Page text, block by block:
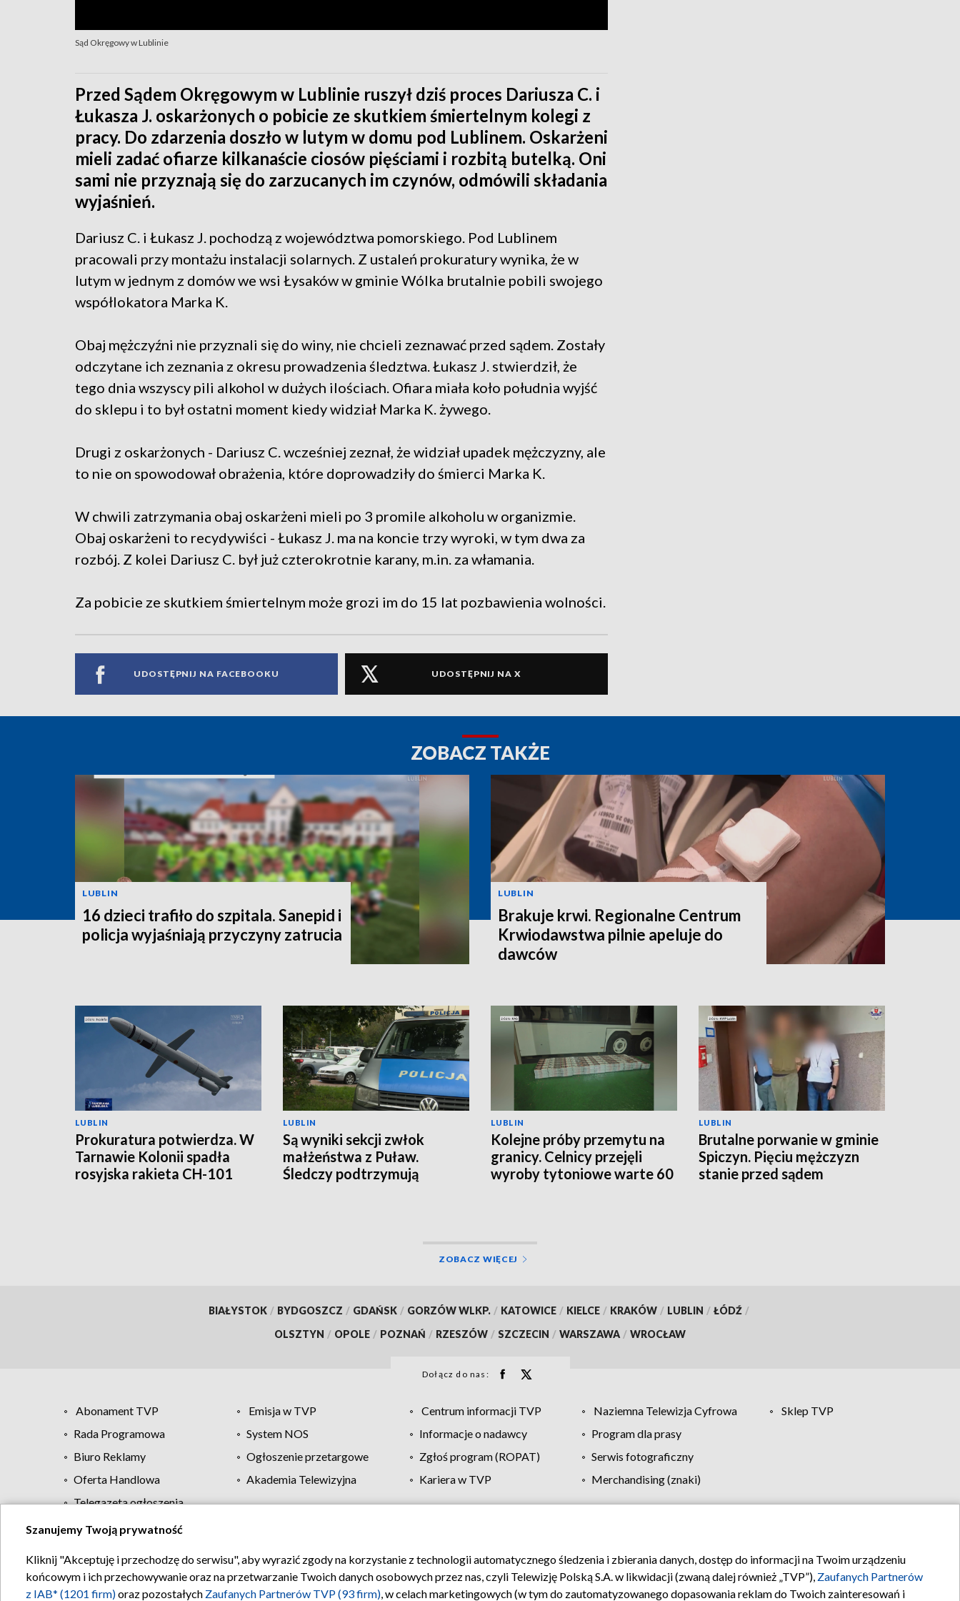
Sąd Okręgowy w Lublinie
Przed Sądem Okręgowym w Lublinie ruszył dziś proces Dariusza C. i
Łukasza J. oskarżonych o pobicie ze skutkiem śmiertelnym kolegi z
pracy. Do zdarzenia doszło w lutym w domu pod Lublinem. Oskarżeni
mieli zadać ofiarze kilkanaście ciosów pięściami i rozbitą butelką. Oni
sami nie przyznają się do zarzucanych im czynów, odmówili składania
wyjaśnień.
Dariusz C. i Łukasz J. pochodzą z województwa pomorskiego. Pod Lublinem
pracowali przy montażu instalacji solarnych. Z ustaleń prokuratury wynika, że w
lutym w jednym z domów we wsi Łysaków w gminie Wólka brutalnie pobili swojego
współlokatora Marka K.
Obaj mężczyźni nie przyznali się do winy, nie chcieli zeznawać przed sądem. Zostały
odczytane ich zeznania z okresu prowadzenia śledztwa. Łukasz J. stwierdził, że
tego dnia wszyscy pili alkohol w dużych ilościach. Ofiara miała koło południa wyjść
do sklepu i to był ostatni moment kiedy widział Marka K. żywego.
Drugi z oskarżonych - Dariusz C. wcześniej zeznał, że widział upadek mężczyzny, ale
to nie on spowodował obrażenia, które doprowadziły do śmierci Marka K.
W chwili zatrzymania obaj oskarżeni mieli po 3 promile alkoholu w organizmie.
Obaj oskarżeni to recydywiści - Łukasz J. ma na koncie trzy wyroki, w tym dwa za
rozbój. Z kolei Dariusz C. był już czterokrotnie karany, m.in. za włamania.
Za pobicie ze skutkiem śmiertelnym może grozi im do 15 lat pozbawienia wolności.
UDOSTĘPNIJ NA FACEBOOKU UDOSTĘPNIJ NA X
ZOBACZ TAKŻE
LUBLIN
16 dzieci trafiło do szpitala. Sanepid i
policja wyjaśniają przyczyny zatrucia
LUBLIN
Brakuje krwi. Regionalne Centrum
Krwiodawstwa pilnie apeluje do
dawców
LUBLIN
Prokuratura potwierdza. W
Tarnawie Kolonii spadła
rosyjska rakieta CH-101
LUBLIN
Są wyniki sekcji zwłok
małżeństwa z Puław.
Śledczy podtrzymują
LUBLIN
Kolejne próby przemytu na
granicy. Celnicy przejęli
wyroby tytoniowe warte 60
LUBLIN
Brutalne porwanie w gminie
Spiczyn. Pięciu mężczyzn
stanie przed sądem
ZOBACZ WIĘCEJ
BIAŁYSTOK / BYDGOSZCZ / GDAŃSK / GORZÓW WLKP. / KATOWICE / KIELCE / KRAKÓW / LUBLIN / ŁÓDŹ /
OLSZTYN / OPOLE / POZNAŃ / RZESZÓW / SZCZECIN / WARSZAWA / WROCŁAW
Dołącz do nas:
Abonament TVP Emisja w TVP Centrum informacji TVP Naziemna Telewizja Cyfrowa
Sklep TVP
Rada Programowa
System NOS Informacje o nadawcy
Program dla prasy
Biuro Reklamy
Ogłoszenie przetargowe Zgłoś program (ROPAT)
Serwis fotograficzny
Oferta Handlowa
Akademia Telewizyjna Kariera w TVP
Merchandising (znaki)
Telegazeta ogłoszenia
Regulamin TVP Polityka prywatności Moje zgody Pomoc Biuro reklamy Kontakt
Szanujemy Twoją prywatność
Kliknij "Akceptuję i przechodzę do serwisu", aby wyrazić zgody na korzystanie z technologii automatycznego śledzenia i zbierania danych, dostęp do informacji na Twoim urządzeniu
końcowym i ich przechowywanie oraz na przetwarzanie Twoich danych osobowych przez nas, czyli Telewizję Polską S.A. w likwidacji (zwaną dalej również „TVP”), Zaufanych Partnerów
z IAB* (1201 firm)oraz pozostałych Zaufanych Partnerów TVP (93 firm), w celach marketingowych (w tym do zautomatyzowanego dopasowania reklam do Twoich zainteresowań i